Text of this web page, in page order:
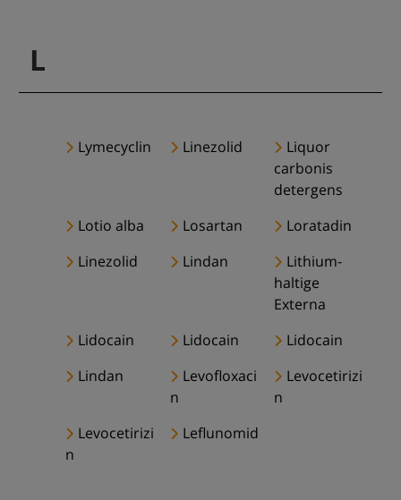
L
Lymecyclin Linezolid
Liquor
carbonis
detergens
Lotio alba
Losartan
Loratadin
Linezolid
Lindan
Lithium-
haltige
Externa
Lidocain
Lidocain
Lidocain
Lindan
Levofloxaci
n
Levocetirizi
n
Levocetirizi
n
Leflunomid